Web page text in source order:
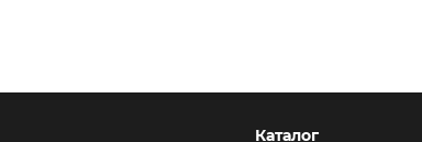
Каталог